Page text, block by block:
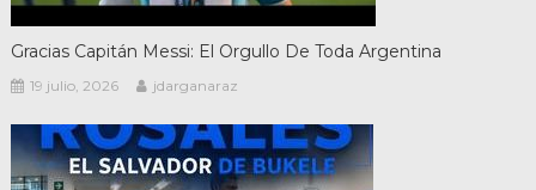
Gracias Capitán Messi: El Orgullo De Toda Argentina
19 julio, 2026 jdarganaraz